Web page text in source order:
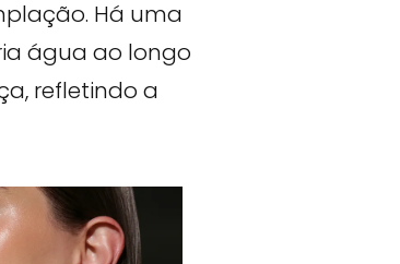
Há uma
água ao longo
refletindo a